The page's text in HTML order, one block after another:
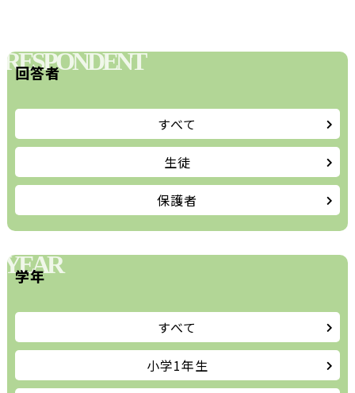
RESPONDENT
回答者
すべて
生徒
保護者
YEAR
学年
すべて
小学1年生